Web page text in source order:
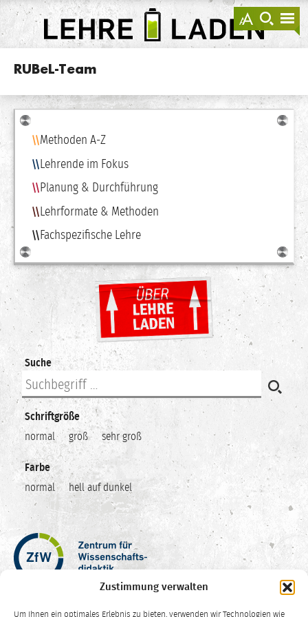
Zustimmung verwalten
Um Ihnen ein optimales Erlebnis zu bieten, verwenden wir Technologien wie
anzeigen
zur
Suche
LEHRE
RUBeL-Team
Navigation
Methoden A-Z
Lehrende im Fokus
Planung & Durchführung
Lehrformate & Methoden
Fachspezifische Lehre
Suche
Schriftgröße
normal
groß sehr groß
Farbe
normal
hell auf dunkel
Zentrum
für
Wissenschaftsdidaktik